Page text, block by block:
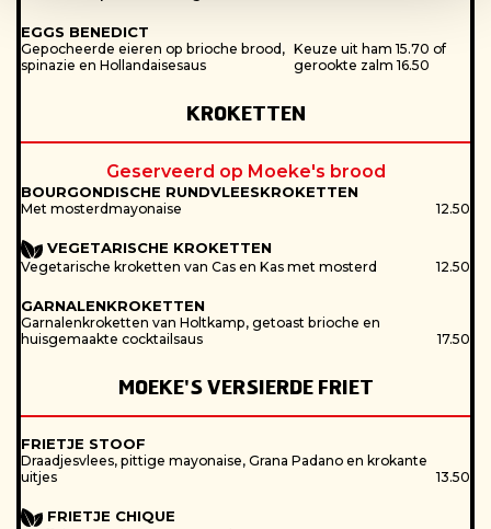
EGGS BENEDICT
Gepocheerde eieren op brioche brood,
spinazie en Hollandaisesaus
Keuze uit ham 15.70 of
gerookte zalm 16.50
KROKETTEN
Geserveerd op Moeke's brood
BOURGONDISCHE RUNDVLEESKROKETTEN
Met mosterdmayonaise 12.50
VEGETARISCHE KROKETTEN
Vegetarische kroketten van Cas en Kas met mosterd 12.50
GARNALENKROKETTEN
Garnalenkroketten van Holtkamp, getoast brioche en
huisgemaakte cocktailsaus
17.50
MOEKE'S VERSIERDE FRIET
FRIETJE STOOF
Draadjesvlees, pittige mayonaise, Grana Padano en krokante
uitjes
13.50
FRIETJE CHIQUE